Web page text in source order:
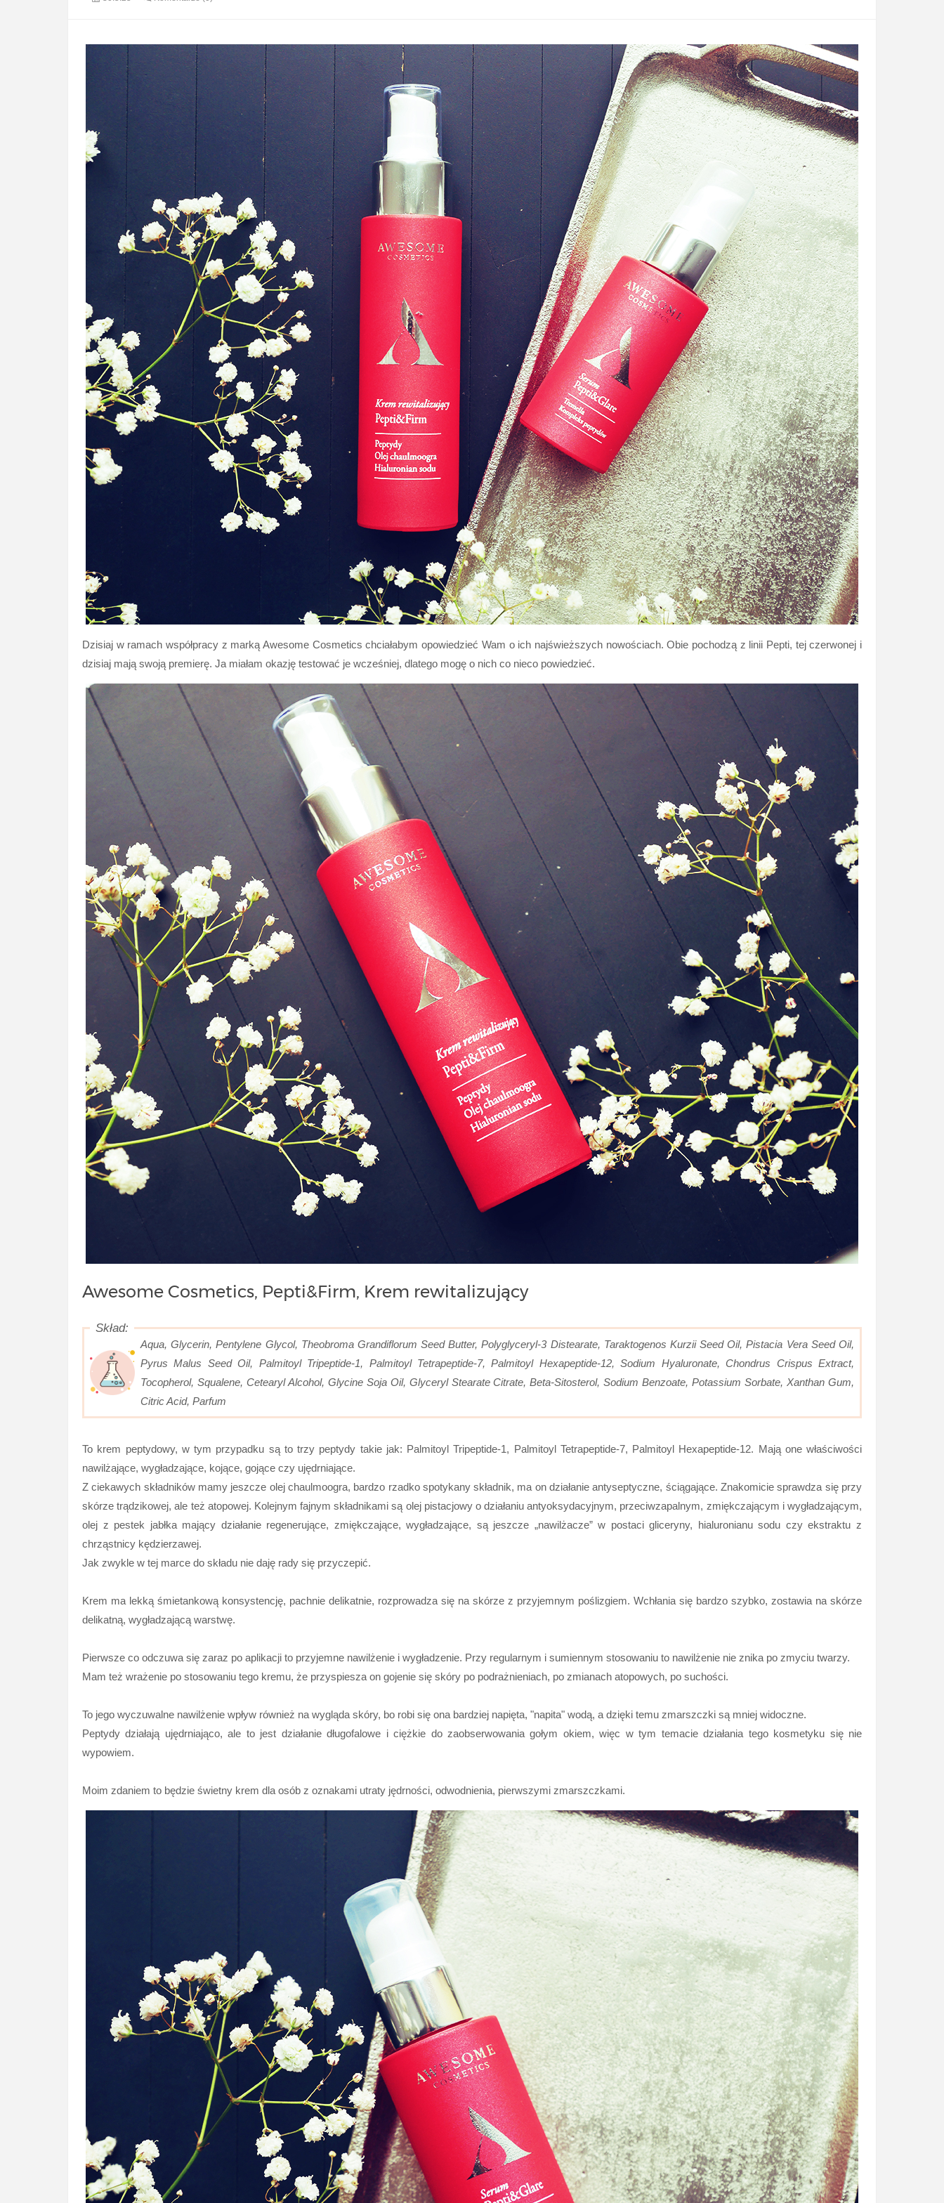
Dzisiaj w ramach współpracy z marką Awesome Cosmetics chciałabym opowiedzieć Wam o ich najświeższych nowościach. Obie pochodzą z linii Pepti, tej czerwonej i
dzisiaj mają swoją premierę. Ja miałam okazję testować je wcześniej, dlatego mogę o nich co nieco powiedzieć.
Awesome Cosmetics, Pepti&Firm, Krem rewitalizujący
Aqua, Glycerin, Pentylene Glycol, Theobroma Grandiflorum Seed Butter, Polyglyceryl-3 Distearate, Taraktogenos Kurzii Seed Oil, Pistacia Vera Seed Oil,
Pyrus Malus Seed Oil, Palmitoyl Tripeptide-1, Palmitoyl Tetrapeptide-7, Palmitoyl Hexapeptide-12, Sodium Hyaluronate, Chondrus Crispus Extract,
Tocopherol, Squalene, Cetearyl Alcohol, Glycine Soja Oil, Glyceryl Stearate Citrate, Beta-Sitosterol, Sodium Benzoate, Potassium Sorbate, Xanthan Gum,
Citric Acid, Parfum
To krem peptydowy, w tym przypadku są to trzy peptydy takie jak: Palmitoyl Tripeptide-1, Palmitoyl Tetrapeptide-7, Palmitoyl Hexapeptide-12. Mają one właściwości
nawilżające, wygładzające, kojące, gojące czy ujędrniające.
Z ciekawych składników mamy jeszcze olej chaulmoogra, bardzo rzadko spotykany składnik, ma on działanie antyseptyczne, ściągające. Znakomicie sprawdza się przy
skórze trądzikowej, ale też atopowej. Kolejnym fajnym składnikami są olej pistacjowy o działaniu antyoksydacyjnym, przeciwzapalnym, zmiękczającym i wygładzającym,
olej z pestek jabłka mający działanie regenerujące, zmiękczające, wygładzające, są jeszcze „nawilżacze” w postaci gliceryny, hialuronianu sodu czy ekstraktu z
chrząstnicy kędzierzawej.
Jak zwykle w tej marce do składu nie daję rady się przyczepić.
Krem ma lekką śmietankową konsystencję, pachnie delikatnie, rozprowadza się na skórze z przyjemnym poślizgiem. Wchłania się bardzo szybko, zostawia na skórze
delikatną, wygładzającą warstwę.
Pierwsze co odczuwa się zaraz po aplikacji to przyjemne nawilżenie i wygładzenie. Przy regularnym i sumiennym stosowaniu to nawilżenie nie znika po zmyciu twarzy.
Mam też wrażenie po stosowaniu tego kremu, że przyspiesza on gojenie się skóry po podrażnieniach, po zmianach atopowych, po suchości.
To jego wyczuwalne nawilżenie wpływ również na wygląda skóry, bo robi się ona bardziej napięta, "napita" wodą, a dzięki temu zmarszczki są mniej widoczne.
Peptydy działają ujędrniająco, ale to jest działanie długofalowe i ciężkie do zaobserwowania gołym okiem, więc w tym temacie działania tego kosmetyku się nie
wypowiem.
Moim zdaniem to będzie świetny krem dla osób z oznakami utraty jędrności, odwodnienia, pierwszymi zmarszczkami.